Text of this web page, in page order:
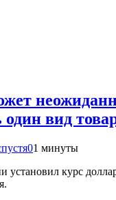
вид
01 минуты
установил курс